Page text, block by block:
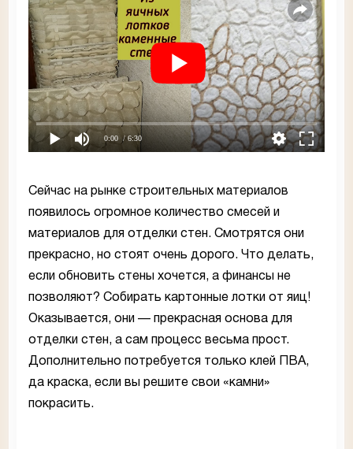
0:00 / 6:30
Сейчас на рынке строительных материалов
появилось огромное количество смесей и
материалов для отделки стен. Смотрятся они
прекрасно, но стоят очень дорого. Что делать,
если обновить стены хочется, а финансы не
позволяют? Собирать картонные лотки от яиц!
Оказывается, они — прекрасная основа для
отделки стен, а сам процесс весьма прост.
Дополнительно потребуется только клей ПВА,
да краска, если вы решите свои «камни»
покрасить.